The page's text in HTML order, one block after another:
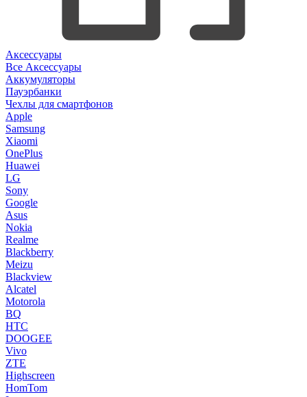
Аксессуары
Все Аксессуары
Аккумуляторы
Пауэрбанки
Чехлы для смартфонов
Apple
Samsung
Xiaomi
OnePlus
Huawei
LG
Sony
Google
Asus
Nokia
Realme
Blackberry
Meizu
Blackview
Alcatel
Motorola
BQ
HTC
DOOGEE
Vivo
ZTE
Highscreen
HomTom